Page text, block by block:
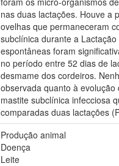
nas duas lactações. Houve a
ovelhas que permaneceram
subclínica durante a
espontâneas foram
no período entre 52 dias de
desmame dos cordeiros.
observada quanto à evolução
mastite subclínica infecciosa
comparadas duas lactações
Produção animal
Doença
Leite